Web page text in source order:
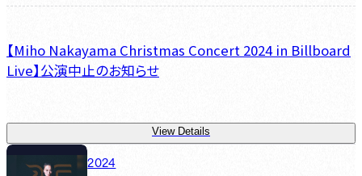
【Miho Nakayama Christmas Concert 2024 in Billboard
Live】公演中止のお知らせ
View Details
2024